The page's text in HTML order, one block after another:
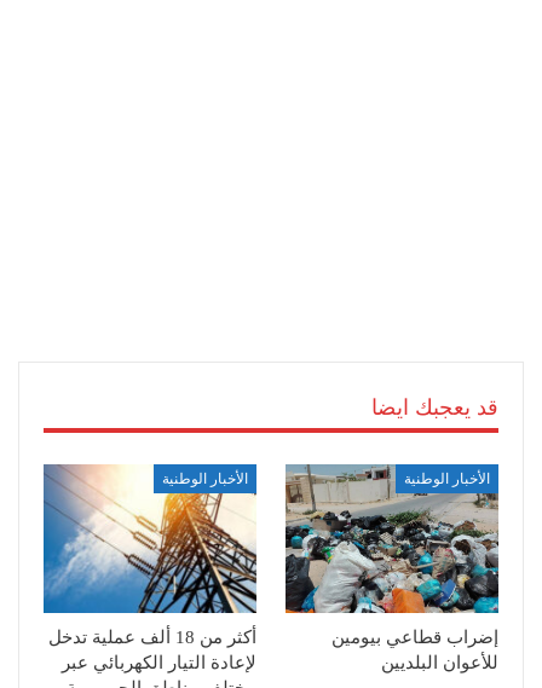
قد يعجبك ايضا
الأخبار الوطنية
إضراب قطاعي بيومين
للأعوان البلديين
الأخبار الوطنية
أكثر من 18 ألف عملية تدخل
لإعادة التيار الكهربائي عبر